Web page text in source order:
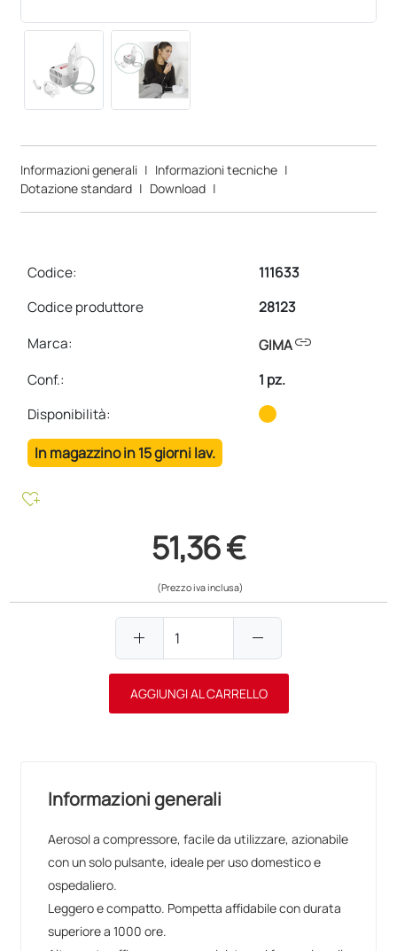
Informazioni generali | Informazioni tecniche |
Dotazione standard | Download |
Codice:
111633
Codice produttore
28123
Marca:
GIMAlink
Conf.:
1 pz.
Disponibilità:
In magazzino in 15 giorni lav.
heart_plus
51,36 €
(Prezzo iva inclusa)
add remove
AGGIUNGI AL CARRELLO
Informazioni generali
Aerosol a compressore, facile da utilizzare, azionabile
con un solo pulsante, ideale per uso domestico e
ospedaliero.
Leggero e compatto. Pompetta affidabile con durata
superiore a 1000 ore.